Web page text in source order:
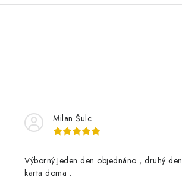
Milan Šulc
Výborný.Jeden den objednáno , druhý den
karta doma .